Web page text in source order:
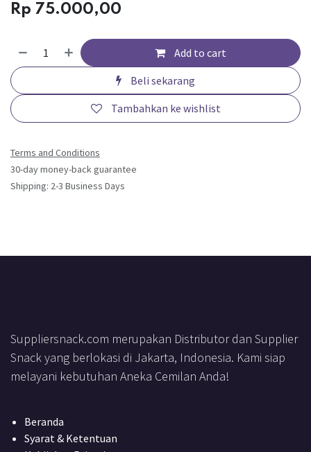
Rp 75.000,00
Add to cart
Beli sekarang
Tambahkan ke wishlist
Terms and Conditions
30-day money-back guarantee
Shipping: 2-3 Business Days
Suppliersnack.com merupakan Distributor dan Supplier
Snack yang berlokasi di Jakarta, Indonesia. Kami siap
melayani kebutuhan Aneka Cemilan Anda!
Beranda
Syarat & Ketentuan